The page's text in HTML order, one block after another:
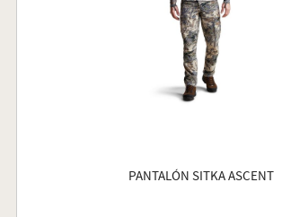
PANTALÓN SITKA ASCENT